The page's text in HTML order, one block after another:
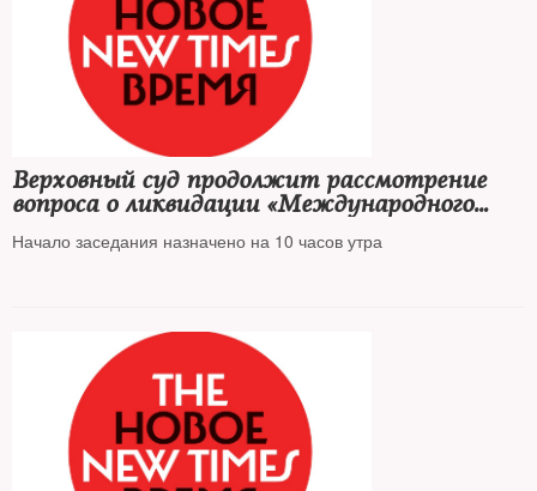
Верховный суд продолжит рассмотрение
вопроса о ликвидации «Международного
Мемориала»*
Начало заседания назначено на 10 часов утра